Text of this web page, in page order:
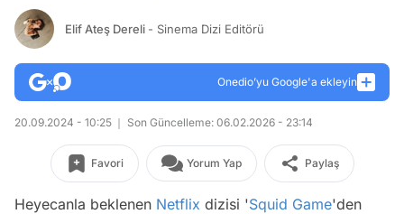
Elif Ateş Dereli - Sinema Dizi Editörü
Onedio’yu Google'a ekleyin
20.09.2024 - 10:25 Son Güncelleme: 06.02.2026 - 23:14
Favori Yorum Yap Paylaş
Heyecanla beklenen Netflix dizisi 'Squid Game'den